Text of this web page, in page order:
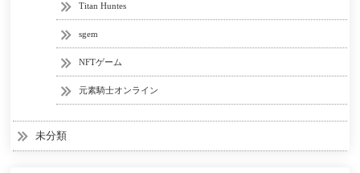
Titan Huntes
sgem
NFTゲーム
元素騎士オンライン
未分類